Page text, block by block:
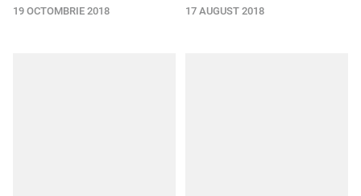
19 OCTOMBRIE 2018 17 AUGUST 2018